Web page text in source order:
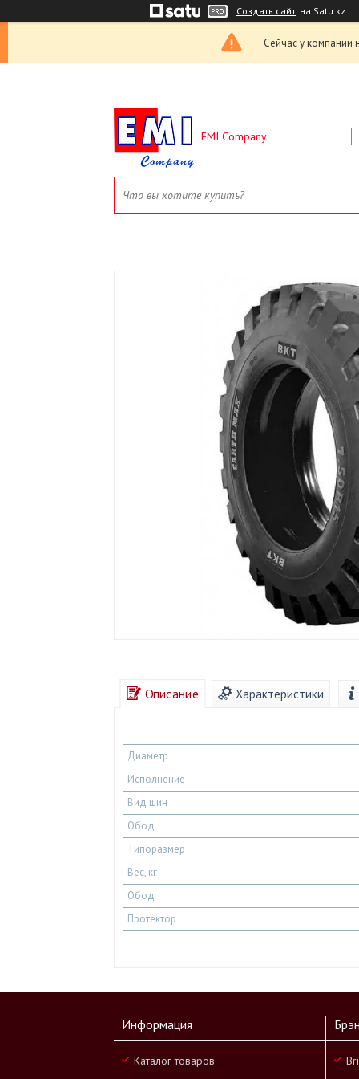
Создать сайт на Satu.kz
Сейчас у компании
EMI Company
Описание Характеристики
Диаметр
Исполнение
Вид шин
Обод
Типоразмер
Вес, кг
Обод
Протектор
Информация
Каталог товаров